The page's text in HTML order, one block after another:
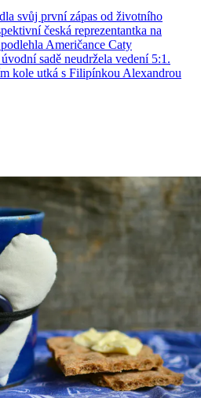
svůj první zápas od životního
česká reprezentantka na
Američance Caty
sadě neudržela vedení 5:1.
kole utká s Filipínkou Alexandrou